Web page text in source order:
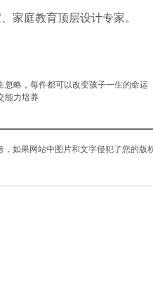
庭教育顶层设计专家。
略，每件都可以改变孩子一生的命运
能力培养
如果网站中图片和文字侵犯了您的版